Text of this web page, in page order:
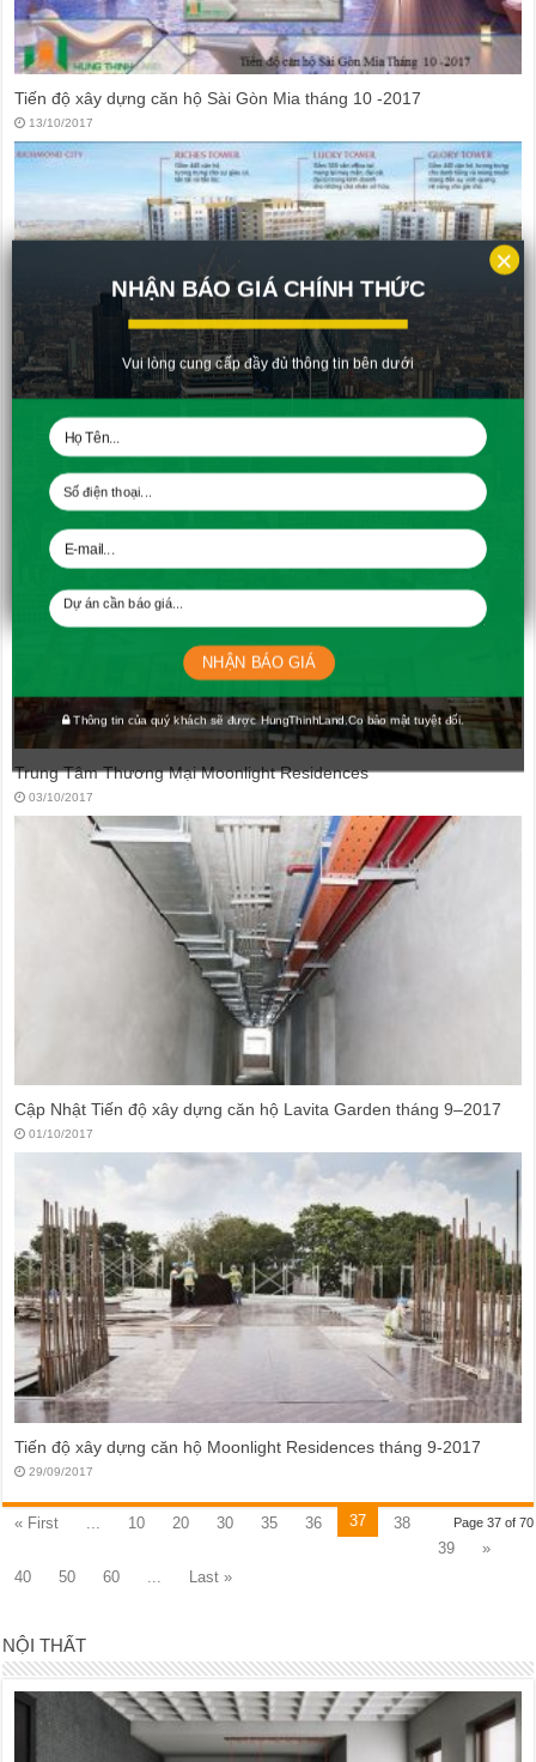
Tiến độ xây dựng căn hộ Sài Gòn Mia tháng 10 -2017
13/10/2017
Cập nhật tiến độ xây dựng căn hộ Richmond City
12/10/2017
Trung Tâm Thương Mại Moonlight Residences
03/10/2017
Cập Nhật Tiến độ xây dựng căn hộ Lavita Garden tháng 9–2017
01/10/2017
Tiến độ xây dựng căn hộ Moonlight Residences tháng 9-2017
29/09/2017
Page 37 of 70
« First 10 20 30 35 36 37
38
39
»
40
50 60 Last »
NỘI THẤT
NHẬN BÁO GIÁ CHÍNH THỨC
Vui lòng cung cấp đầy đủ thông tin bên dưới
Thông tin của quý khách sẽ được HungThinhLand.Co bảo mật tuyệt đối.
NHẬN BÁO GIÁ
×